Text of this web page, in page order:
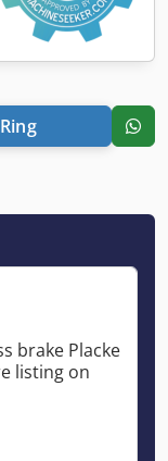
Ring